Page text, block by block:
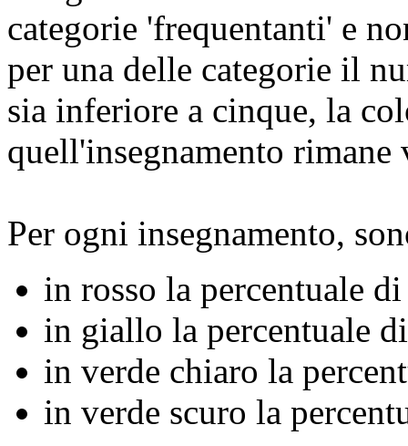
categorie 'frequentanti' e
per una delle categorie il
sia inferiore a cinque, la
quell'insegnamento rimane
Per ogni insegnamento,
in rosso la percentuale
in giallo la percentuale
in verde chiaro la
in verde scuro la